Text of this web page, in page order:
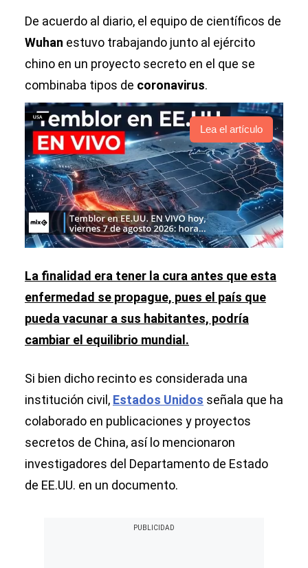
De acuerdo al diario, el equipo de científicos de
Wuhan estuvo trabajando junto al ejército
chino en un proyecto secreto en el que se
combinaba tipos de coronavirus.
Lea el artículo
La finalidad era tener la cura antes que esta
enfermedad se propague, pues el país que
pueda vacunar a sus habitantes, podría
cambiar el equilibrio mundial.
Si bien dicho recinto es considerada una
institución civil, Estados Unidos señala que ha
colaborado en publicaciones y proyectos
secretos de China, así lo mencionaron
investigadores del Departamento de Estado
de EE.UU. en un documento.